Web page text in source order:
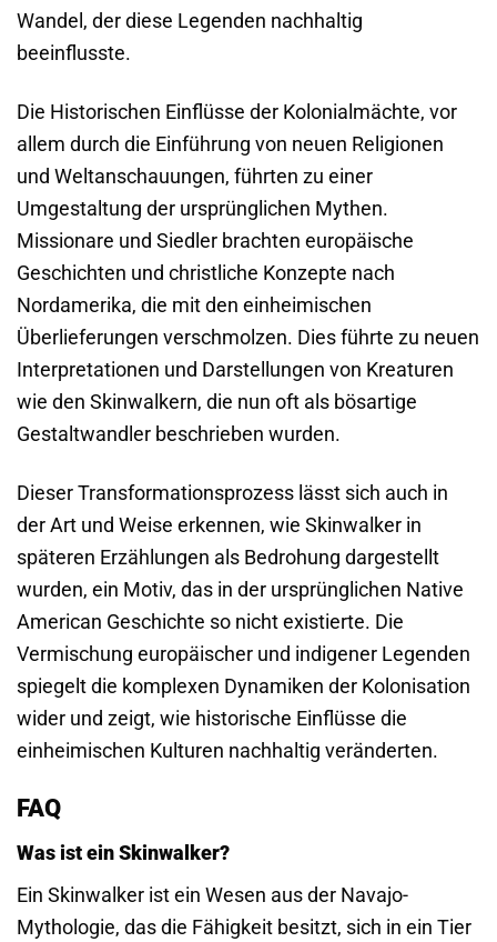
Wandel, der diese Legenden nachhaltig
beeinflusste.
Die Historischen Einflüsse der Kolonialmächte, vor
allem durch die Einführung von neuen Religionen
und Weltanschauungen, führten zu einer
Umgestaltung der ursprünglichen Mythen.
Missionare und Siedler brachten europäische
Geschichten und christliche Konzepte nach
Nordamerika, die mit den einheimischen
Überlieferungen verschmolzen. Dies führte zu neuen
Interpretationen und Darstellungen von Kreaturen
wie den Skinwalkern, die nun oft als bösartige
Gestaltwandler beschrieben wurden.
Dieser Transformationsprozess lässt sich auch in
der Art und Weise erkennen, wie Skinwalker in
späteren Erzählungen als Bedrohung dargestellt
wurden, ein Motiv, das in der ursprünglichen Native
American Geschichte so nicht existierte. Die
Vermischung europäischer und indigener Legenden
spiegelt die komplexen Dynamiken der Kolonisation
wider und zeigt, wie historische Einflüsse die
einheimischen Kulturen nachhaltig veränderten.
FAQ
Was ist ein Skinwalker?
Ein Skinwalker ist ein Wesen aus der Navajo-
Mythologie, das die Fähigkeit besitzt, sich in ein Tier